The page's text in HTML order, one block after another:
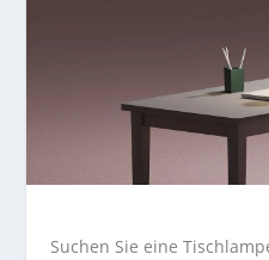
Suchen Sie eine